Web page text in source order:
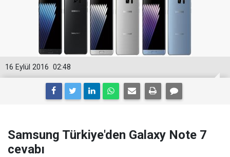
02:48
16 Eylül 2016
Samsung Türkiye'den Galaxy Note 7
cevabı